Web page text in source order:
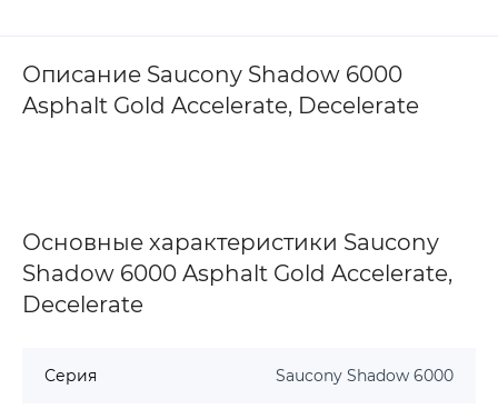
Описание Saucony Shadow 6000
Asphalt Gold Accelerate, Decelerate
Основные характеристики Saucony
Shadow 6000 Asphalt Gold Accelerate,
Decelerate
Серия Saucony Shadow 6000